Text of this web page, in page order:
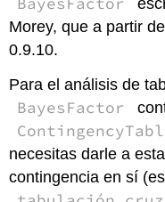
Morey, que a partir
0.9.10.
Para el análisis de
BayesFactor
necesitas darle a
contingencia en sí